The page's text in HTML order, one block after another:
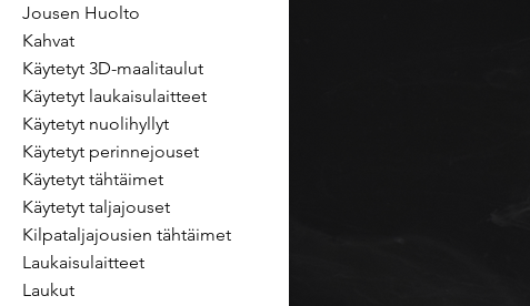
Jousen Huolto
Kahvat
Käytetyt 3D-maalitaulut
Käytetyt laukaisulaitteet
Käytetyt nuolihyllyt
Käytetyt perinnejouset
Käytetyt tähtäimet
Käytetyt taljajouset
Kilpataljajousien tähtäimet
Laukaisulaitteet
Laukut